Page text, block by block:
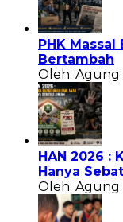
PHK
Bertambah
Oleh: Agung
HAN 2026 :
Hanya
Oleh: Agung